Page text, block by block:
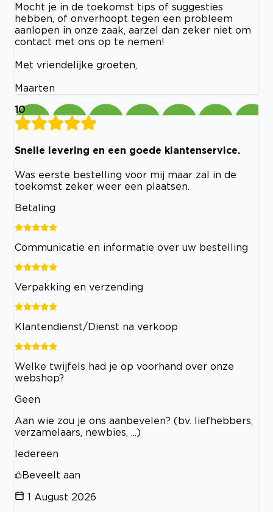
Mocht je in de toekomst tips of suggesties
hebben, of onverhoopt tegen een probleem
aanlopen in onze zaak, aarzel dan zeker niet om
contact met ons op te nemen!
Met vriendelijke groeten,
Maarten
10
Snelle levering en een goede klantenservice.
Was eerste bestelling voor mij maar zal in de
toekomst zeker weer een plaatsen.
Betaling
Communicatie en informatie over uw bestelling
Verpakking en verzending
Klantendienst/Dienst na verkoop
Welke twijfels had je op voorhand over onze
webshop?
Geen
Aan wie zou je ons aanbevelen? (bv. liefhebbers,
verzamelaars, newbies, ...)
Iedereen
Beveelt aan
1 August 2026